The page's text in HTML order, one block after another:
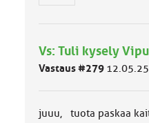
m
ä
k
Vs: Tuli kysely
Vastaus #279
juuu, tuota paskaa